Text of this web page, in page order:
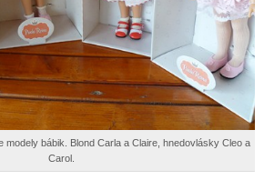
modely bábik. Blond Carla a Claire, hnedovlásky Cleo a
Carol.